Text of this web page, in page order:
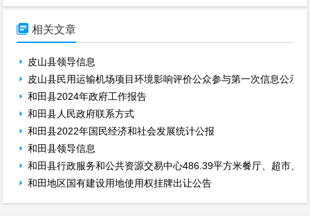
 相关文章
皮山县领导信息
皮山县民用运输机场项目环境影响评价公众参与第一次信息公示
和田县2024年政府工作报告
和田县人民政府联系方式
和田县2022年国民经济和社会发展统计公报
和田县领导信息
和田县行政服务和公共资源交易中心486.39平方米餐厅、超市、
和田地区国有建设用地使用权挂牌出让公告